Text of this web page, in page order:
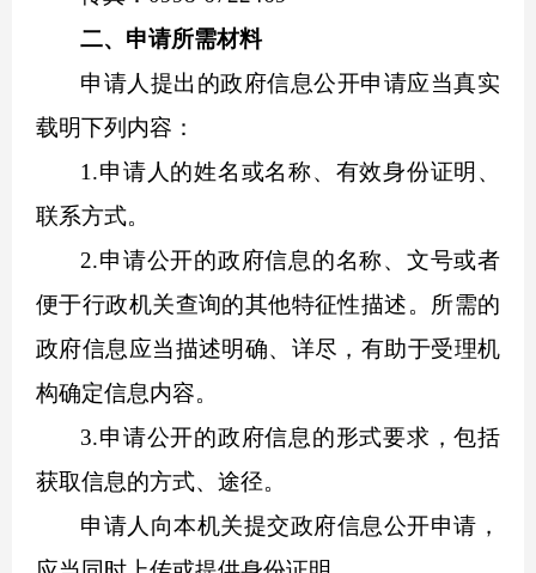
二、申请所需材料
申请人提出的政府信息公开申请应当真实
载明下列内容：
1.申请人的姓名或名称、有效身份证明、
联系方式。
2.申请公开的政府信息的名称、文号或者
便于行政机关查询的其他特征性描述。所需的
政府信息应当描述明确、详尽，有助于受理机
构确定信息内容。
3.申请公开的政府信息的形式要求，包括
获取信息的方式、途径。
申请人向本机关提交政府信息公开申请，